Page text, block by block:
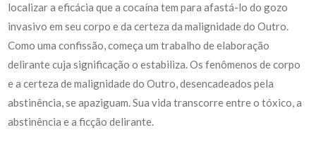
localizar a eficácia que a cocaína tem para afastá-lo do gozo
invasivo em seu corpo e da certeza da malignidade do Outro.
Como uma confissão, começa um trabalho de elaboração
delirante cuja significação o estabiliza. Os fenômenos de corpo
e a certeza de malignidade do Outro, desencadeados pela
abstinência, se apaziguam. Sua vida transcorre entre o tóxico, a
abstinência e a ficção delirante.